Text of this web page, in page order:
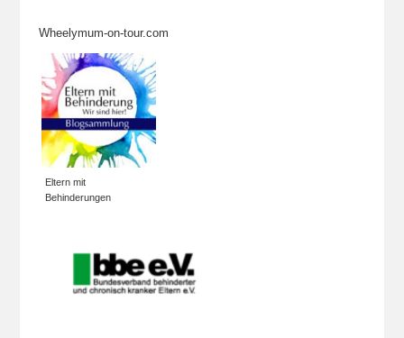
Wheelymum-on-tour.com
Eltern mit
Behinderungen